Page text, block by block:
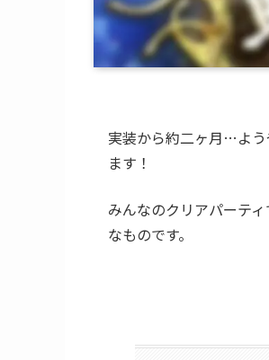
実装から約二ヶ月…よう
ます！
みんなのクリアパーテ
なものです。